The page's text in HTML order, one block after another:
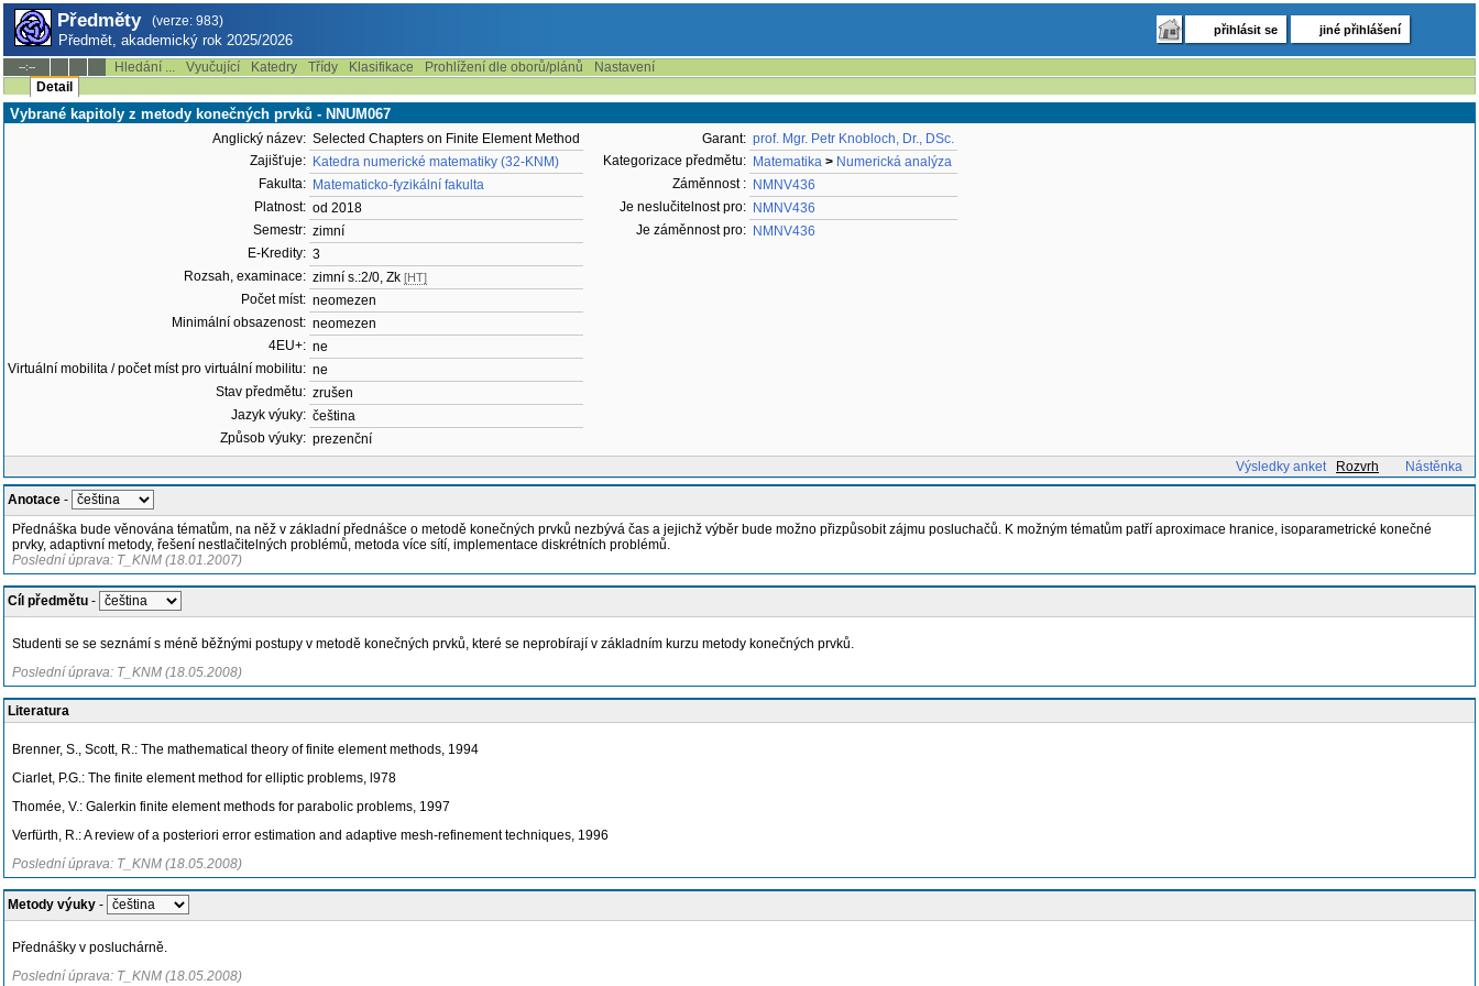
Předměty (verze: 983)
Předmět, akademický rok 2025/2026
přihlásit se jiné přihlášení
--:-- Hledání ... Vyučující Katedry Třídy Klasifikace Prohlížení dle oborů/plánů
Nastavení
Detail
Vybrané kapitoly z metody konečných prvků - NNUM067
Anglický název: Selected Chapters on Finite Element Method
Zajišťuje: Katedra numerické matematiky (32-KNM)
Fakulta: Matematicko-fyzikální fakulta
Platnost: od 2018
Semestr: zimní
E-Kredity: 3
Rozsah, examinace: zimní s.:2/0, Zk [HT]
Počet míst: neomezen
Minimální obsazenost: neomezen
4EU+: ne
Virtuální mobilita / počet míst pro virtuální mobilitu: ne
Stav předmětu: zrušen
Jazyk výuky: čeština
Způsob výuky: prezenční
Garant: prof. Mgr. Petr Knobloch, Dr., DSc.
Kategorizace předmětu: Matematika > Numerická analýza
Záměnnost : NMNV436
Je neslučitelnost pro: NMNV436
Je záměnnost pro: NMNV436
Výsledky anket Rozvrh Nástěnka
Anotace -
Přednáška bude věnována tématům, na něž v základní přednášce o metodě konečných prvků nezbývá čas a jejichž výběr bude možno přizpůsobit zájmu posluchačů. K možným tématům patří aproximace hranice, isoparametrické konečné
prvky, adaptivní metody, řešení nestlačitelných problémů, metoda více sítí, implementace diskrétních problémů.
Poslední úprava: T_KNM (18.01.2007)
Cíl předmětu -
Studenti se se seznámí s méně běžnými postupy v metodě konečných prvků, které se neprobírají v základním kurzu metody konečných prvků.
Poslední úprava: T_KNM (18.05.2008)
Literatura
Brenner, S., Scott, R.: The mathematical theory of finite element methods, 1994
Ciarlet, P.G.: The finite element method for elliptic problems, l978
Thomée, V.: Galerkin finite element methods for parabolic problems, 1997
Verfürth, R.: A review of a posteriori error estimation and adaptive mesh-refinement techniques, 1996
Poslední úprava: T_KNM (18.05.2008)
Metody výuky -
Přednášky v posluchárně.
Poslední úprava: T_KNM (18.05.2008)